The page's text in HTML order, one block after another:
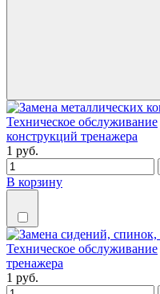
Техническое обслуживание
конструкций тренажера
1 руб.
В корзину
Техническое обслуживание
тренажера
1 руб.